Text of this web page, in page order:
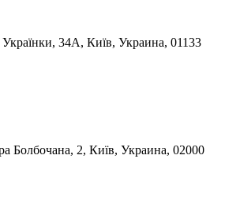
Українки, 34А, Київ, Украина, 01133
Болбочана, 2, Київ, Украина, 02000